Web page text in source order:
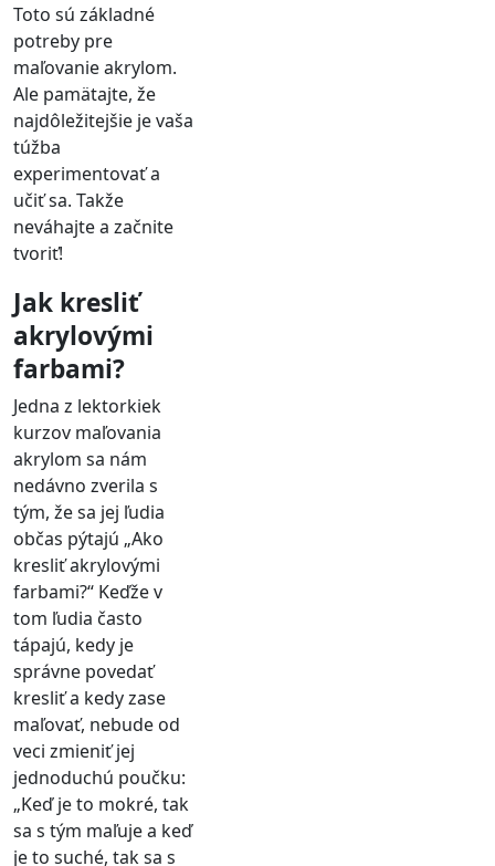
Toto sú základné
potreby pre
maľovanie akrylom.
Ale pamätajte, že
najdôležitejšie je vaša
túžba
experimentovať a
učiť sa. Takže
neváhajte a začnite
tvoriť!
Jak kresliť
akrylovými
farbami?
Jedna z lektorkiek
kurzov maľovania
akrylom sa nám
nedávno zverila s
tým, že sa jej ľudia
občas pýtajú „Ako
kresliť akrylovými
farbami?“ Keďže v
tom ľudia často
tápajú, kedy je
správne povedať
kresliť a kedy zase
maľovať, nebude od
veci zmieniť jej
jednoduchú poučku:
„Keď je to mokré, tak
sa s tým maľuje a keď
je to suché, tak sa s